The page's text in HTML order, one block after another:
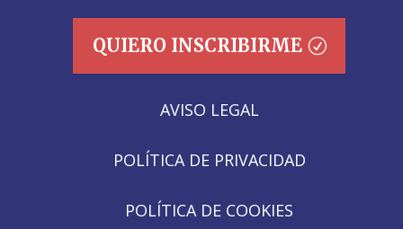
QUIERO INSCRIBIRME
AVISO LEGAL
POLÍTICA DE PRIVACIDAD
POLÍTICA DE COOKIES